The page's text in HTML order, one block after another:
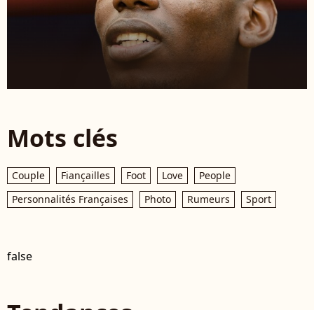
Mots clés
Couple Fiançailles Foot Love
People
Personnalités Françaises
Photo Rumeurs Sport
false